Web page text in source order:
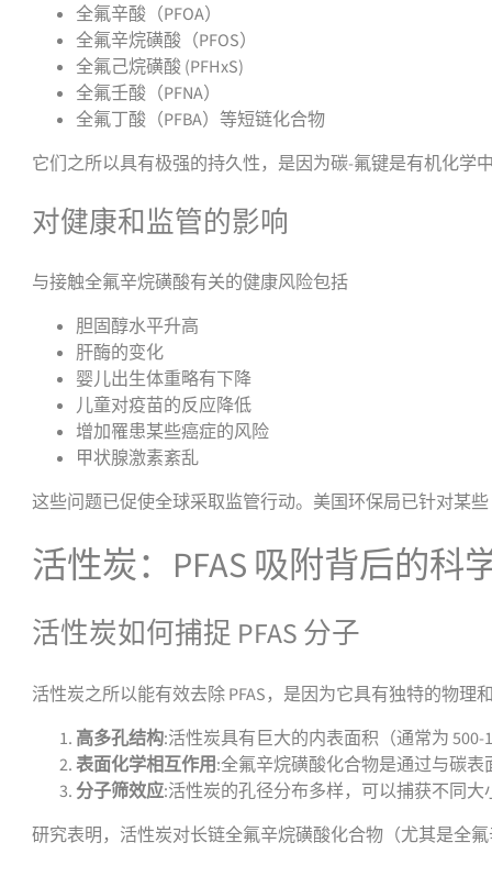
全氟辛酸（PFOA）
全氟辛烷磺酸（PFOS）
全氟己烷磺酸 (PFHxS)
全氟壬酸（PFNA）
全氟丁酸（PFBA）等短链化合物
它们之所以具有极强的持久性，是因为碳-氟键是有机化
对健康和监管的影响
与接触全氟辛烷磺酸有关的健康风险包括
胆固醇水平升高
肝酶的变化
婴儿出生体重略有下降
儿童对疫苗的反应降低
增加罹患某些癌症的风险
甲状腺激素紊乱
这些问题已促使全球采取监管行动。美国环保局已针对某
活性炭：PFAS 吸附背后的科
活性炭如何捕捉 PFAS 分子
活性炭之所以能有效去除 PFAS，是因为它具有独特的物理
高多孔结构:活性炭具有巨大的内表面积（通常为
表面化学相互作用:全氟辛烷磺酸化合物是通过与碳
分子筛效应:活性炭的孔径分布多样，可以捕获不同
研究表明，活性炭对长链全氟辛烷磺酸化合物（尤其是全